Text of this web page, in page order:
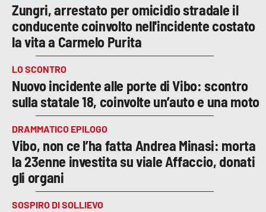
Zungri, arrestato per omicidio stradale il
conducente coinvolto nell'incidente costato
la vita a Carmelo Purita
LO SCONTRO
Nuovo incidente alle porte di Vibo: scontro
sulla statale 18, coinvolte un’auto e una moto
DRAMMATICO EPILOGO
Vibo, non ce l’ha fatta Andrea Minasi: morta
la 23enne investita su viale Affaccio, donati
gli organi
SOSPIRO DI SOLLIEVO